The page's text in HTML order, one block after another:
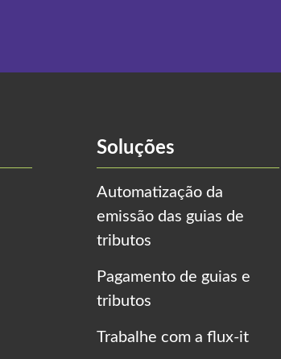
Soluções
Automatização da
emissão das guias de
tributos
Pagamento de guias e
tributos
Trabalhe com a flux-it